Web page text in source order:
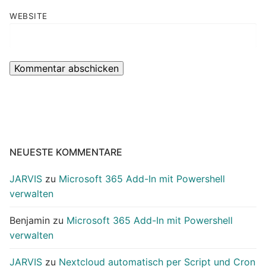
WEBSITE
NEUESTE KOMMENTARE
JARVIS zu Microsoft 365 Add-In mit Powershell
verwalten
Benjamin zu Microsoft 365 Add-In mit Powershell
verwalten
JARVIS zu Nextcloud automatisch per Script und Cron